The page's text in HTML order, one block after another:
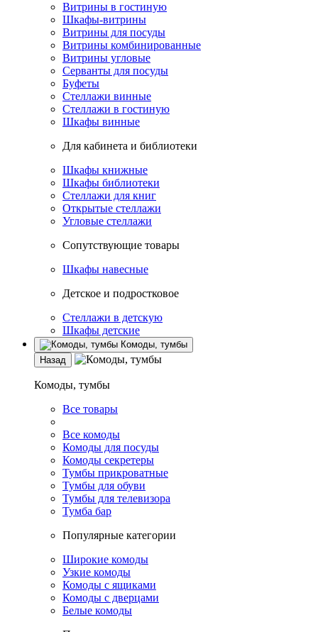
Витрины в гостиную
Шкафы-витрины
Витрины для посуды
Витрины комбинированные
Витрины угловые
Серванты для посуды
Буфеты
Стеллажи винные
Стеллажи в гостиную
Шкафы винные
Для кабинета и библиотеки
Шкафы книжные
Шкафы библиотеки
Стеллажи для книг
Открытые стеллажи
Угловые стеллажи
Сопутствующие товары
Шкафы навесные
Детское и подростковое
Стеллажи в детскую
Шкафы детские
Комоды, тумбы
Назад
Комоды, тумбы
Все товары
Все комоды
Комоды для посуды
Комоды секретеры
Тумбы прикроватные
Тумбы для обуви
Тумбы для телевизора
Тумба бар
Популярные категории
Широкие комоды
Узкие комоды
Комоды с ящиками
Комоды с дверцами
Белые комоды